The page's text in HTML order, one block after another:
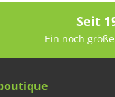
Seit
Ein noch